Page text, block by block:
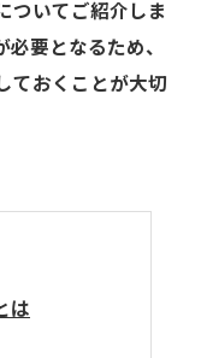
ついてご紹介しま
要となるため、
ておくことが大切
は